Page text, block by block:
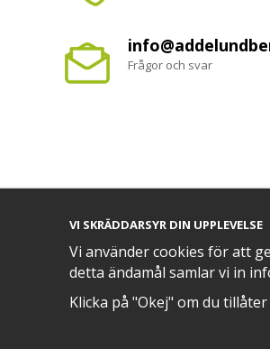
Frågor och svar
VI SKRÄDDARSYR DIN UPPLEVELSE
Vi använder cookies för att
detta ändamål samlar vi in
Klicka på "Okej" om du